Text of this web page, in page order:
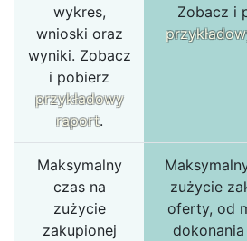
wykres,
wnioski oraz
wyniki. Zobacz
i pobierz
przykładowy
raport.
Zobacz i
Maksymalny
czas na
zużycie
zakupionej
zużycie
oferty, od